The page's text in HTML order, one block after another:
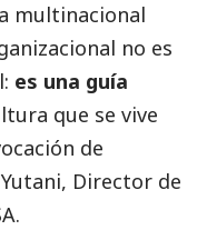
multinacional
no es
es una guía
que se vive
de
Director de